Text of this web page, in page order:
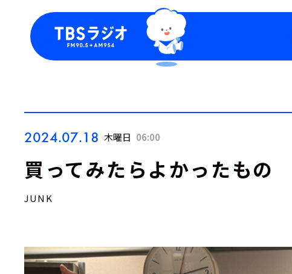
Podcast
2024.07.18 木曜日 06:00
買ってみたらよかったもの
JUNK